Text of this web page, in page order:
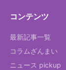
コンテンツ
最新記事一覧
コラムざんまい
ニュース pickup